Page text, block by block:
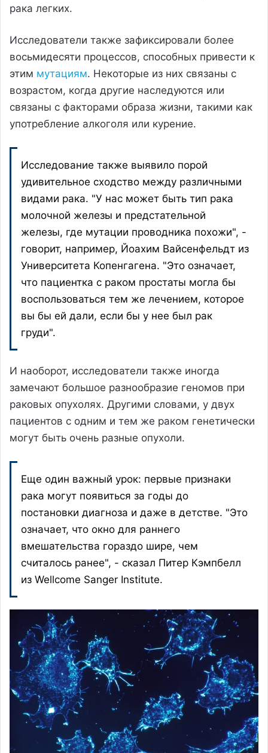
рака легких.
Исследователи также зафиксировали более
восьмидесяти процессов, способных привести к
этим мутациям. Некоторые из них связаны с
возрастом, когда другие наследуются или
связаны с факторами образа жизни, такими как
употребление алкоголя или курение.
Исследование также выявило порой
удивительное сходство между различными
видами рака. "У нас может быть тип рака
молочной железы и предстательной
железы, где мутации проводника похожи", -
говорит, например, Йоахим Вайсенфельдт из
Университета Копенгагена. "Это означает,
что пациентка с раком простаты могла бы
воспользоваться тем же лечением, которое
вы бы ей дали, если бы у нее был рак
груди".
И наоборот, исследователи также иногда
замечают большое разнообразие геномов при
раковых опухолях. Другими словами, у двух
пациентов с одним и тем же раком генетически
могут быть очень разные опухоли.
Еще один важный урок: первые признаки
рака могут появиться за годы до
постановки диагноза и даже в детстве. "Это
означает, что окно для раннего
вмешательства гораздо шире, чем
считалось ранее", - сказал Питер Кэмпбелл
из Wellcome Sanger Institute.